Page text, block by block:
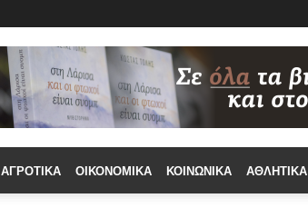
ΑΓΡΟΤΙΚΆ ΟΙΚΟΝΟΜΙΚΆ ΚΟΙΝΩΝΙΚΆ ΑΘΛΗΤΙΚΆ